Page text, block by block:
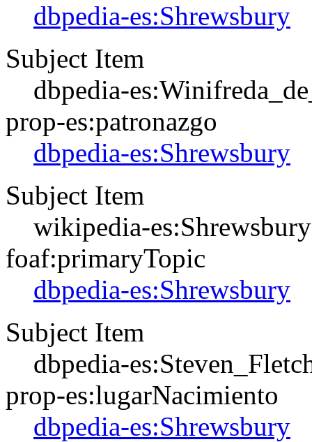
dbpedia-es:Shrewsbury
Subject Item
dbpedia-
prop-es:patronazgo
dbpedia-es:Shrewsbury
Subject Item
wikipedia-es:Shrewsbury
foaf:primaryTopic
dbpedia-es:Shrewsbury
Subject Item
dbpedia-
prop-es:lugarNacimiento
dbpedia-es:Shrewsbury